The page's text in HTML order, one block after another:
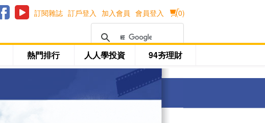
(0)
會員登入
加入會員
訂戶登入
訂閱雜誌
熱門排行 人人學投資 94夯理財